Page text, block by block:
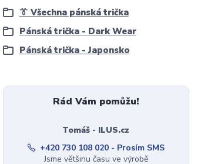
👔 Všechna pánská trička
Pánská trička - Dark Wear
Pánská trička - Japonsko
Rád Vám pomůžu!
Tomáš - ILUS.cz
+420 730 108 020 - Prosím SMS
Jsme většinu času ve výrobě